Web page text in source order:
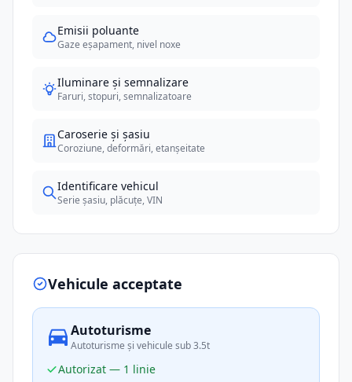
Emisii poluante
Gaze eșapament, nivel noxe
Iluminare și semnalizare
Faruri, stopuri, semnalizatoare
Caroserie și șasiu
Coroziune, deformări, etanșeitate
Identificare vehicul
Serie șasiu, plăcuțe, VIN
Vehicule acceptate
Autoturisme
Autoturisme și vehicule sub 3.5t
Autorizat — 1 linie